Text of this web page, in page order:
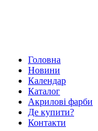
Головна
Новини
Календар
Каталог
Акрилові фарби
Де купити?
Контакти